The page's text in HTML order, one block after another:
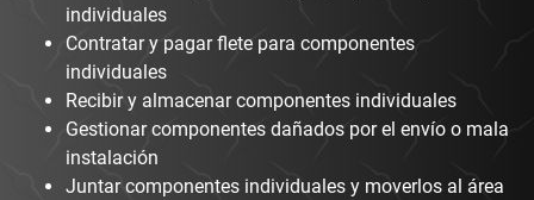
individuales
Contratar y pagar flete para componentes
individuales
Recibir y almacenar componentes individuales
Gestionar componentes dañados por el envío o mala
instalación
Juntar componentes individuales y moverlos al área